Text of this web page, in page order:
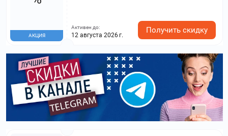
АКЦИЯ
Активен до:
12 августа 2026 г.
Получить скидку